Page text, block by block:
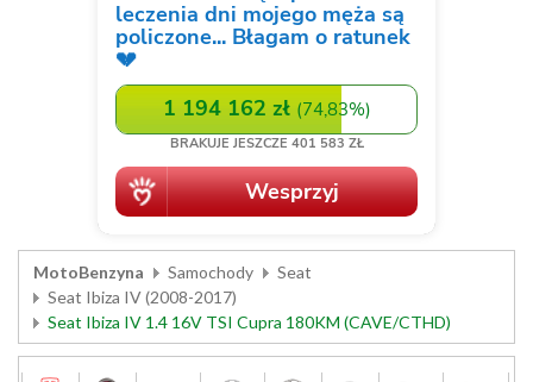
MotoBenzyna Samochody
Seat
Seat Ibiza IV (2008-2017)
Seat Ibiza IV 1.4 16V TSI Cupra 180KM (CAVE/CTHD)